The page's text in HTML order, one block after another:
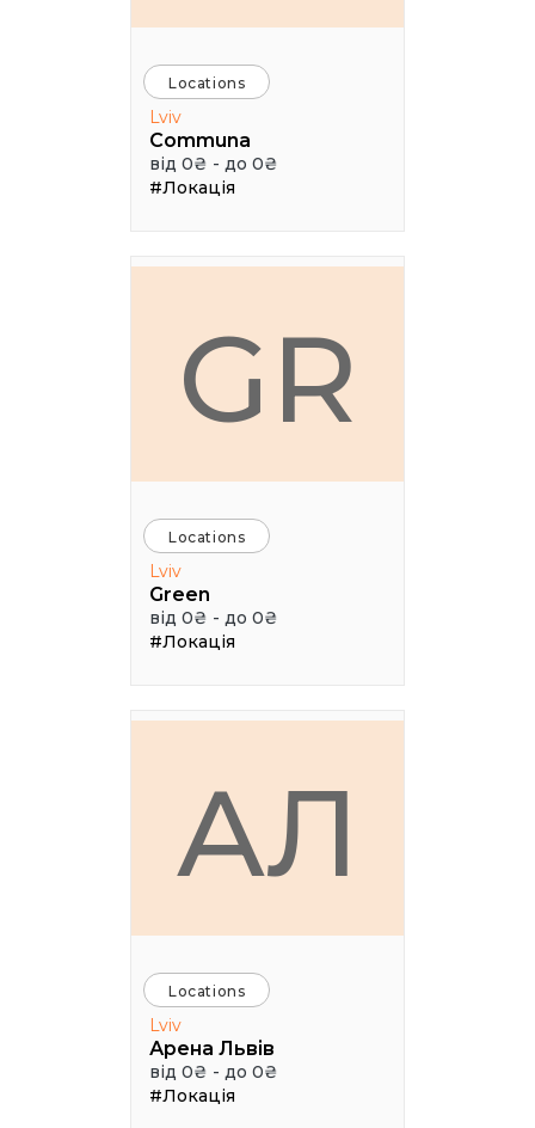
Locations
Lviv
Communa
від 0₴ - до 0₴
#Локація
GR
Locations
Lviv
Green
від 0₴ - до 0₴
#Локація
АЛ
Locations
Lviv
Арена Львів
від 0₴ - до 0₴
#Локація